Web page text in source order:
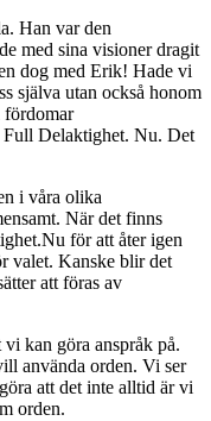
Han var den
med sina visioner dragit
dog med Erik! Hade vi
själva utan också honom
fördomar
Delaktighet. Nu. Det
i våra olika
När det finns
för att åter igen
valet. Kanske blir det
att föras av
kan göra anspråk på.
använda orden. Vi ser
att det inte alltid är vi
orden.